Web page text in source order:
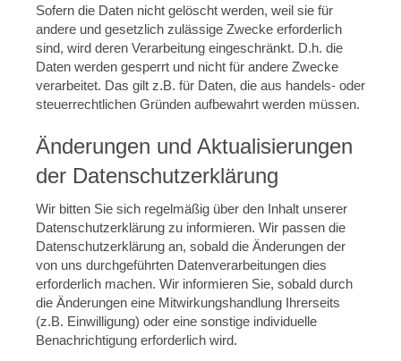
Sofern die Daten nicht gelöscht werden, weil sie für
andere und gesetzlich zulässige Zwecke erforderlich
sind, wird deren Verarbeitung eingeschränkt. D.h. die
Daten werden gesperrt und nicht für andere Zwecke
verarbeitet. Das gilt z.B. für Daten, die aus handels- oder
steuerrechtlichen Gründen aufbewahrt werden müssen.
Änderungen und Aktualisierungen
der Datenschutzerklärung
Wir bitten Sie sich regelmäßig über den Inhalt unserer
Datenschutzerklärung zu informieren. Wir passen die
Datenschutzerklärung an, sobald die Änderungen der
von uns durchgeführten Datenverarbeitungen dies
erforderlich machen. Wir informieren Sie, sobald durch
die Änderungen eine Mitwirkungshandlung Ihrerseits
(z.B. Einwilligung) oder eine sonstige individuelle
Benachrichtigung erforderlich wird.